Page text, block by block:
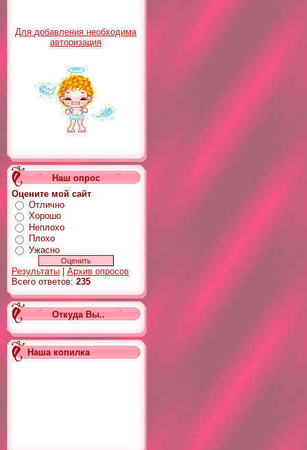
Для добавления необходима
авторизация
Наш опрос
Оцените мой сайт
Отлично
Хорошо
Неплохо
Плохо
Ужасно
Результаты
Архив опросов
Всего ответов: 235
Откуда Вы..
Наша копилка